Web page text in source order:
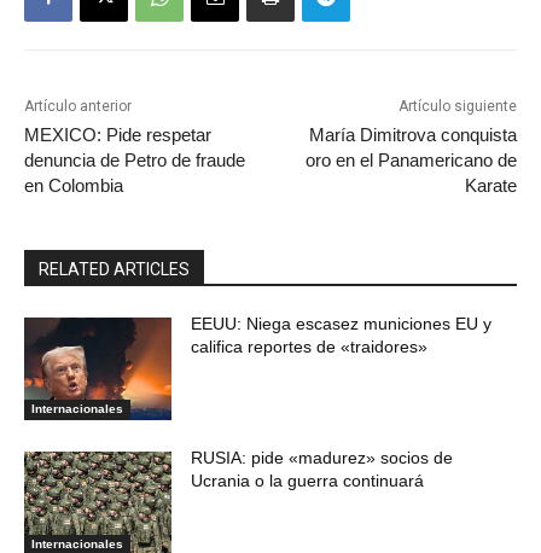
Artículo anterior
MEXICO: Pide respetar
denuncia de Petro de fraude
en Colombia
Artículo siguiente
María Dimitrova conquista
oro en el Panamericano de
Karate
RELATED ARTICLES
Internacionales
EEUU: Niega escasez municiones EU y
califica reportes de «traidores»
Internacionales
RUSIA: pide «madurez» socios de
Ucrania o la guerra continuará